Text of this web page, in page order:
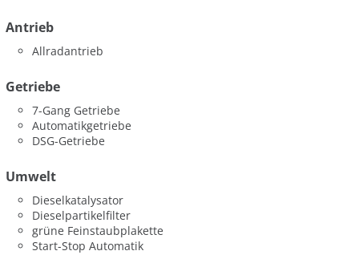
Antrieb
Allradantrieb
Getriebe
7-Gang Getriebe
Automatikgetriebe
DSG-Getriebe
Umwelt
Dieselkatalysator
Dieselpartikelfilter
grüne Feinstaubplakette
Start-Stop Automatik